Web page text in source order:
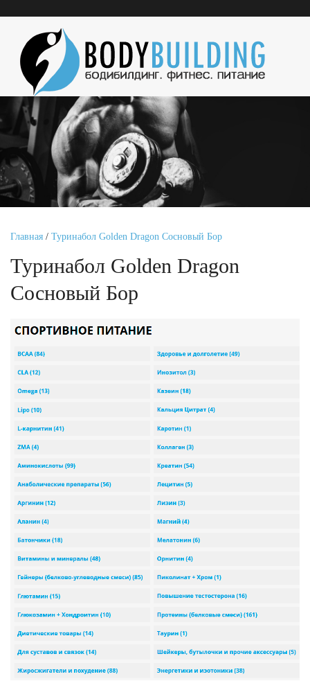
Главная / Туринабол Golden Dragon Сосновый Бор
Туринабол Golden Dragon
Сосновый Бор